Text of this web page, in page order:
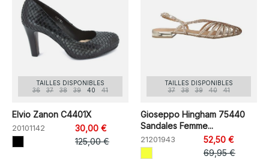
TAILLES DISPONIBLES
36
37 38 39 40 41
Elvio Zanon C4401X
20101142
30,00 €
125,00 €
TAILLES DISPONIBLES
37
38 39 40 41
Gioseppo Hingham 75440
Sandales Femme...
21201943
52,50 €
69,95 €